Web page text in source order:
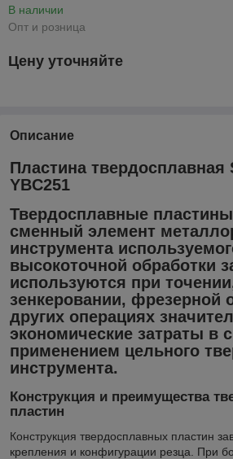
В наличии
Опт и розница
Цену уточняйте
Описание
Пластина твердосплавная
YBC251
Твердосплавные
сменный элемент
инструмента
высокоточной обработки
используются при
зенкеровании, фрезерной
других операциях
экономические затраты в
применением цельного
инструмента.
Конструкция и преимущества
пластин
Конструкция твердосплавных пластин
крепления и конфигурации резца. При